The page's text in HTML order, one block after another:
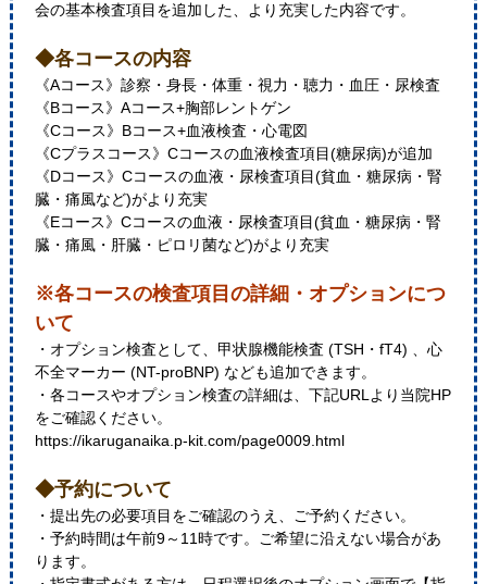
会の基本検査項目を追加した、より充実した内容です。
◆各コースの内容
《Aコース》診察・身長・体重・視力・聴力・血圧・尿検査
《Bコース》Aコース+胸部レントゲン
《Cコース》Bコース+血液検査・心電図
《Cプラスコース》Cコースの血液検査項目(糖尿病)が追加
《Dコース》Cコースの血液・尿検査項目(貧血・糖尿病・腎
臓・痛風など)がより充実
《Eコース》Cコースの血液・尿検査項目(貧血・糖尿病・腎
臓・痛風・肝臓・ピロリ菌など)がより充実
※各コースの検査項目の詳細・オプションにつ
いて
・オプション検査として、甲状腺機能検査 (TSH・fT4) 、心
不全マーカー (NT-proBNP) なども追加できます。
・各コースやオプション検査の詳細は、下記URLより当院HP
をご確認ください。
https://ikaruganaika.p-kit.com/page0009.html
◆予約について
・提出先の必要項目をご確認のうえ、ご予約ください。
・予約時間は午前9～11時です。ご希望に沿えない場合があ
ります。